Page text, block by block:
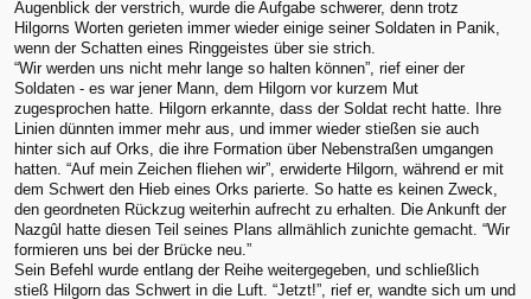
Augenblick der verstrich, wurde die Aufgabe schwerer, denn trotz
Hilgorns Worten gerieten immer wieder einige seiner Soldaten in Panik,
wenn der Schatten eines Ringgeistes über sie strich.
“Wir werden uns nicht mehr lange so halten können”, rief einer der
Soldaten - es war jener Mann, dem Hilgorn vor kurzem Mut
zugesprochen hatte. Hilgorn erkannte, dass der Soldat recht hatte. Ihre
Linien dünnten immer mehr aus, und immer wieder stießen sie auch
hinter sich auf Orks, die ihre Formation über Nebenstraßen umgangen
hatten. “Auf mein Zeichen fliehen wir”, erwiderte Hilgorn, während er mit
dem Schwert den Hieb eines Orks parierte. So hatte es keinen Zweck,
den geordneten Rückzug weiterhin aufrecht zu erhalten. Die Ankunft der
Nazgûl hatte diesen Teil seines Plans allmählich zunichte gemacht. “Wir
formieren uns bei der Brücke neu.”
Sein Befehl wurde entlang der Reihe weitergegeben, und schließlich
stieß Hilgorn das Schwert in die Luft. “Jetzt!”, rief er, wandte sich um und